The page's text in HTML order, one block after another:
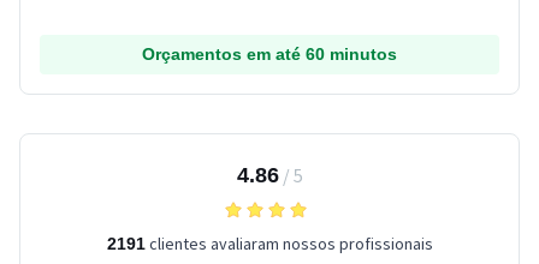
Orçamentos em até 60 minutos
4.86/ 5
2191clientes avaliaram nossos profissionais